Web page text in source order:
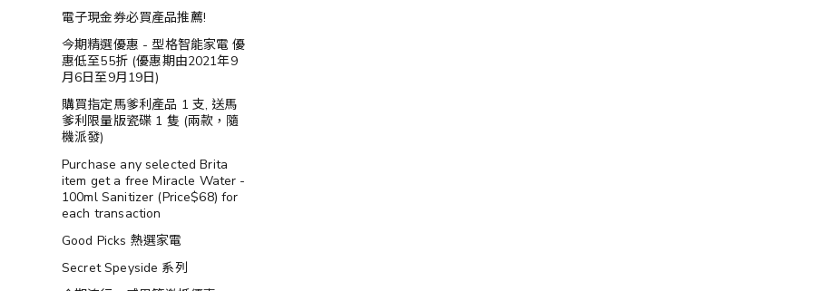
電子現金券必買產品推薦!
今期精選優惠 - 型格智能家電 優
惠低至55折 (優惠期由2021年9
月6日至9月19日)
購買指定馬爹利產品 1 支, 送馬
爹利限量版瓷碟 1 隻 (兩款，隨
機派發)
Purchase any selected Brita
item get a free Miracle Water -
100ml Sanitizer (Price$68) for
each transaction
Good Picks 熱選家電
Secret Speyside 系列